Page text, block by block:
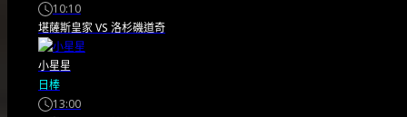
10:10
堪薩斯皇家VS 洛杉磯道奇
小星星
日棒
13:00